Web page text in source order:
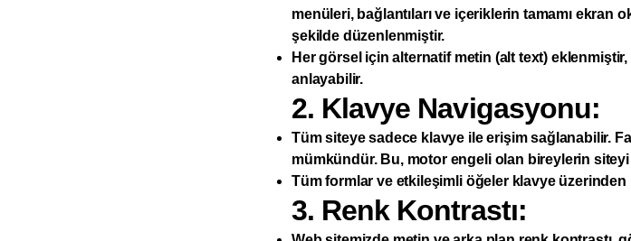
menüleri, bağlantıları ve içeriklerin tamamı ekran
şekilde düzenlenmiştir.
Her görsel için alternatif metin (alt text)
anlayabilir.
2. Klavye Navigasyonu:
Tüm siteye sadece klavye ile erişim sağlanabilir.
mümkündür. Bu, motor engeli olan bireylerin
Tüm formlar ve etkileşimli öğeler klavye
3. Renk Kontrastı: